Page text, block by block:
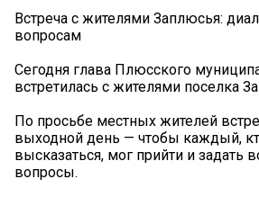
Встреча с жителями Заплюсья:
вопросам️
Сегодня глава Плюсского
встретилась с жителями поселка
По просьбе местных жителей
выходной день — чтобы каждый,
высказаться, мог прийти и задать
вопросы.